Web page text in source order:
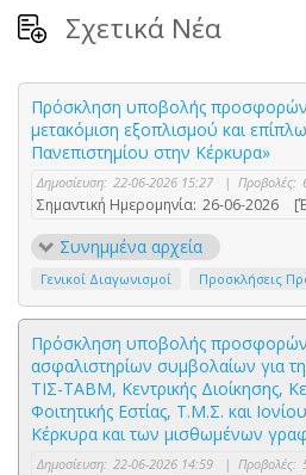
Σχετικά Νέα
Πρόσκληση υποβολής
μετακόμιση εξοπλισμού και
Πανεπιστημίου στην Κέρκυρα»
Δημοσίευση: 22-06-2026 15:27 | Προβολές:
Σημαντική Ημερομηνία: 26-06-2026
Συνημμένα αρχεία
Γενικοί Διαγωνισμοί Προσκλήσεις
Πρόσκληση υποβολής προσφορών
ασφαλιστηρίων συμβολαίων για
ΤΙΣ-ΤΑΒΜ, Κεντρικής Διοίκησης,
Φοιτητικής Εστίας, Τ.Μ.Σ. και
Κέρκυρα και των μισθωμένων
Δημοσίευση: 22-06-2026 14:59 | Προβολές: